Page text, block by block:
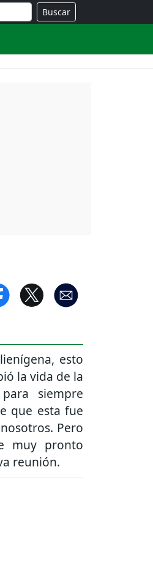
Buscar
esto
la vida de la
siempre
que esta fue
Pero
muy pronto
reunión.